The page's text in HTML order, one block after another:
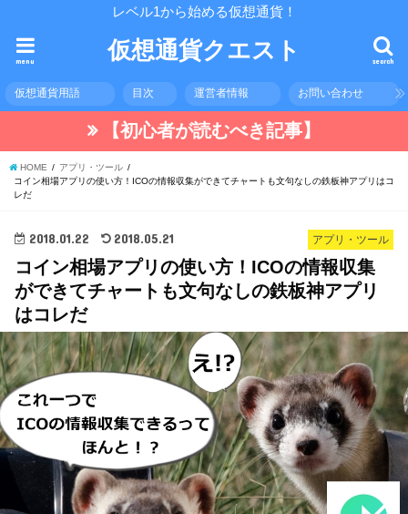
レベル1から始める仮想通貨！
仮想通貨クエスト search
menu
仮想通貨用語 目次 運営者情報 お問い合わせ
【初心者が読むべき記事】
HOME
アプリ・ツール
コイン相場アプリの使い方！ICOの情報収集ができてチャートも文句なしの鉄板神アプリはコ
レだ
アプリ・ツール
2018.01.22 2018.05.21
コイン相場アプリの使い方！ICOの情報収集
ができてチャートも文句なしの鉄板神アプリ
はコレだ